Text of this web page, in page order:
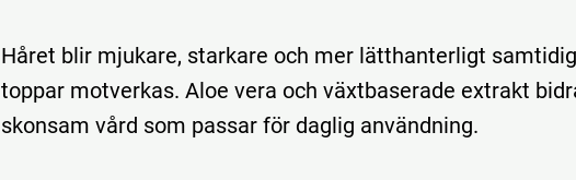
Håret blir mjukare, starkare och mer lätthanterligt
toppar motverkas. Aloe vera och växtbaserade extrakt
skonsam vård som passar för daglig användning.